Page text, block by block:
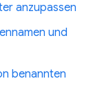
anzupassen
und
benannten